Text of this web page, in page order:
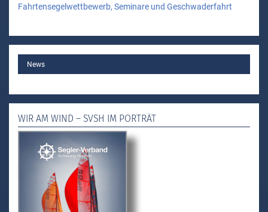
Fahrtensegelwettbewerb, Seminare und Geschwaderfahrt
MAINNews
WIR AM WIND – SVSH IM PORTRÄT